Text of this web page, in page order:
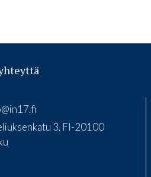
3, FI-20100